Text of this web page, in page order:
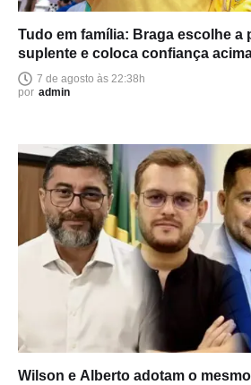
Tudo em família: Braga escolhe a
suplente e coloca confiança
política
7 de agosto às 22:38h
por admin
Wilson e Alberto adotam o